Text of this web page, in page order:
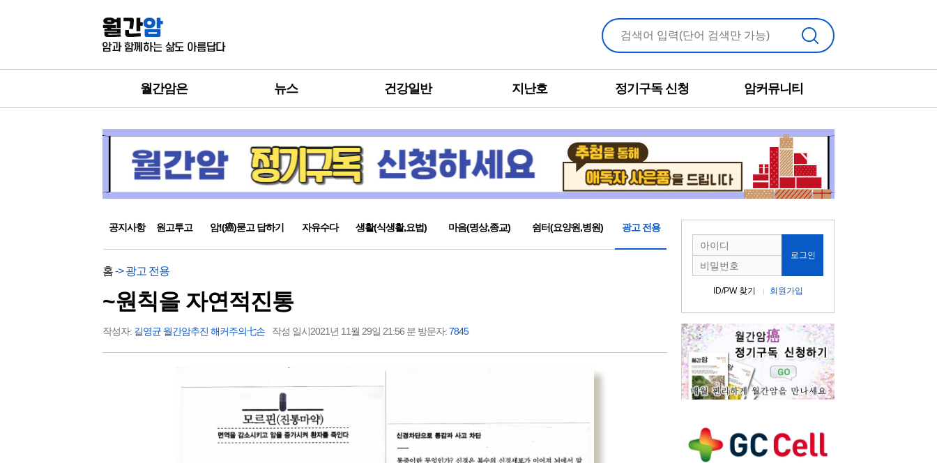
검색
월간암은 뉴스 건강일반 지난호 정기구독 신청 암커뮤니티
공지사항 원고투고 암!(癌)묻고 답하기 자유수다 생활(식생활,요법) 마음(명상,종교) 쉼터(요양원,병원) 광고 전용
홈-> 광고 전용
~원칙을 자연적진통
작성자: 길영균 월간암추진 해커주의七손 작성 일시2021년 11월 29일 21:56 분 방문자:7845
로그인
ID/PW 찾기 회원가입